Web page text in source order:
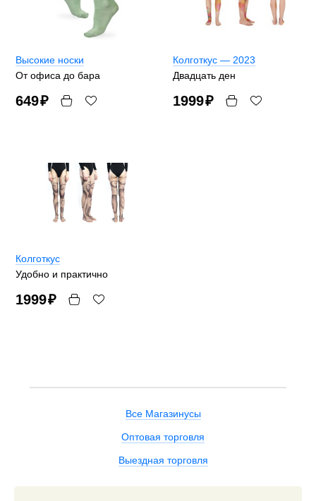
Высокие носки
От офиса до бара
649₽
Колготкус — 2023
Двадцать ден
1999₽
Колготкус
Удобно и практично
1999₽
Все Магазинусы
Оптовая торговля
Выездная торговля